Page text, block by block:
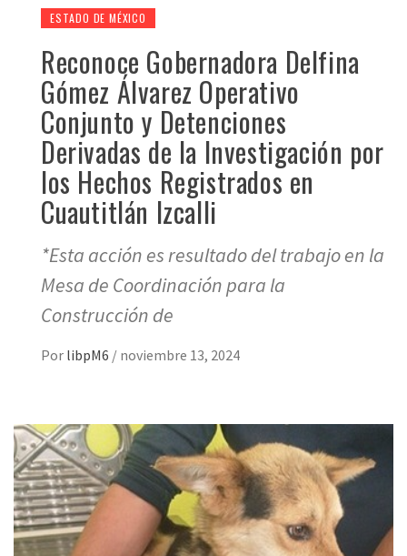
ESTADO DE MÉXICO
Reconoce Gobernadora Delfina
Gómez Álvarez Operativo
Conjunto y Detenciones
Derivadas de la Investigación por
los Hechos Registrados en
Cuautitlán Izcalli
*Esta acción es resultado del trabajo en la
Mesa de Coordinación para la
Construcción de
Por libpM6 / noviembre 13, 2024